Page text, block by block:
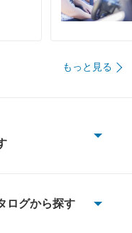
もっと見る
ログから探す